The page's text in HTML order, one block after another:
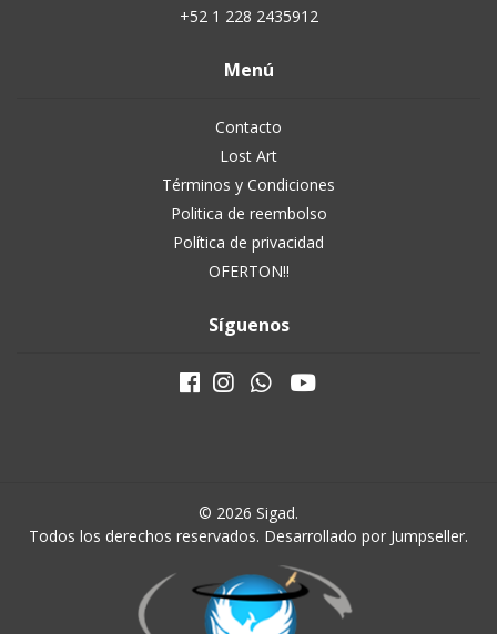
+52 1 228 2435912
Menú
Contacto
Lost Art
Términos y Condiciones
Politica de reembolso
Política de privacidad
OFERTON!!
Síguenos
© 2026 Sigad.
Todos los derechos reservados. Desarrollado por Jumpseller.